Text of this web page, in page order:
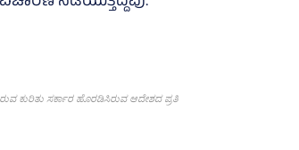
ಕುರಿತು ಸರ್ಕಾರ ಹೊರಡಿಸಿರುವ ಆದೇಶದ ಪ್ರತಿ